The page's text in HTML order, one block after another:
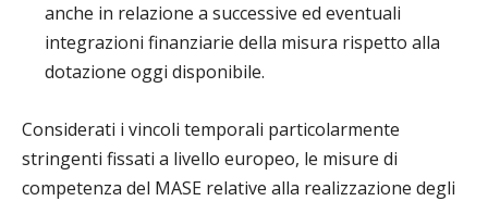
anche in relazione a successive ed eventuali
integrazioni finanziarie della misura rispetto alla
dotazione oggi disponibile.
Considerati i vincoli temporali particolarmente
stringenti fissati a livello europeo, le misure di
competenza del MASE relative alla realizzazione degli